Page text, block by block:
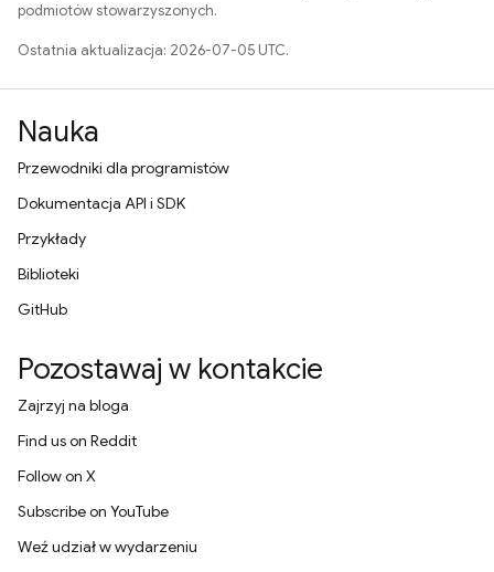
podmiotów stowarzyszonych.
Ostatnia aktualizacja: 2026-07-05 UTC.
Nauka
Przewodniki dla programistów
Dokumentacja API i SDK
Przykłady
Biblioteki
GitHub
Pozostawaj w kontakcie
Zajrzyj na bloga
Find us on Reddit
Follow on X
Subscribe on YouTube
Weź udział w wydarzeniu